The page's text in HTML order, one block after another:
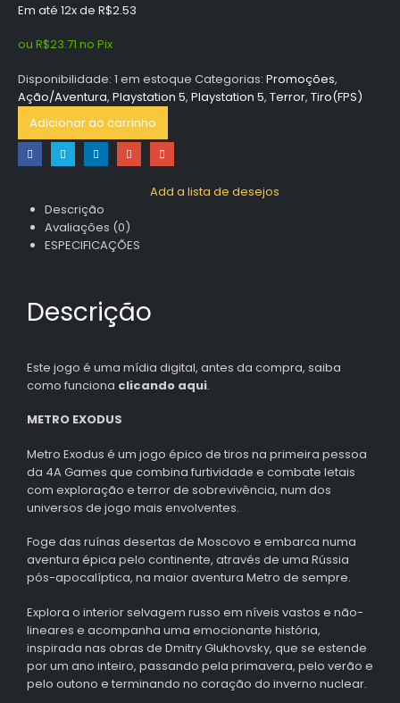
original
R$74.96.
atual
R$24.96.
Em até 12x de R$2.53
ou R$23.71 no Pix
Disponibilidade: 1 em estoque Categorias: Promoções,
Ação/Aventura, Playstation 5, Playstation 5, Terror, Tiro(FPS)
Adicionar ao carrinho
Add a lista de desejos
Descrição
Avaliações (0)
ESPECIFICAÇÕES
Descrição
Este jogo é uma mídia digital, antes da compra, saiba
como funciona clicando aqui.
METRO EXODUS
Metro Exodus é um jogo épico de tiros na primeira pessoa
da 4A Games que combina furtividade e combate letais
com exploração e terror de sobrevivência, num dos
universos de jogo mais envolventes.
Foge das ruínas desertas de Moscovo e embarca numa
aventura épica pelo continente, através de uma Rússia
pós-apocalíptica, na maior aventura Metro de sempre.
Explora o interior selvagem russo em níveis vastos e não-
lineares e acompanha uma emocionante história,
inspirada nas obras de Dmitry Glukhovsky, que se estende
por um ano inteiro, passando pela primavera, pelo verão e
pelo outono e terminando no coração do inverno nuclear.